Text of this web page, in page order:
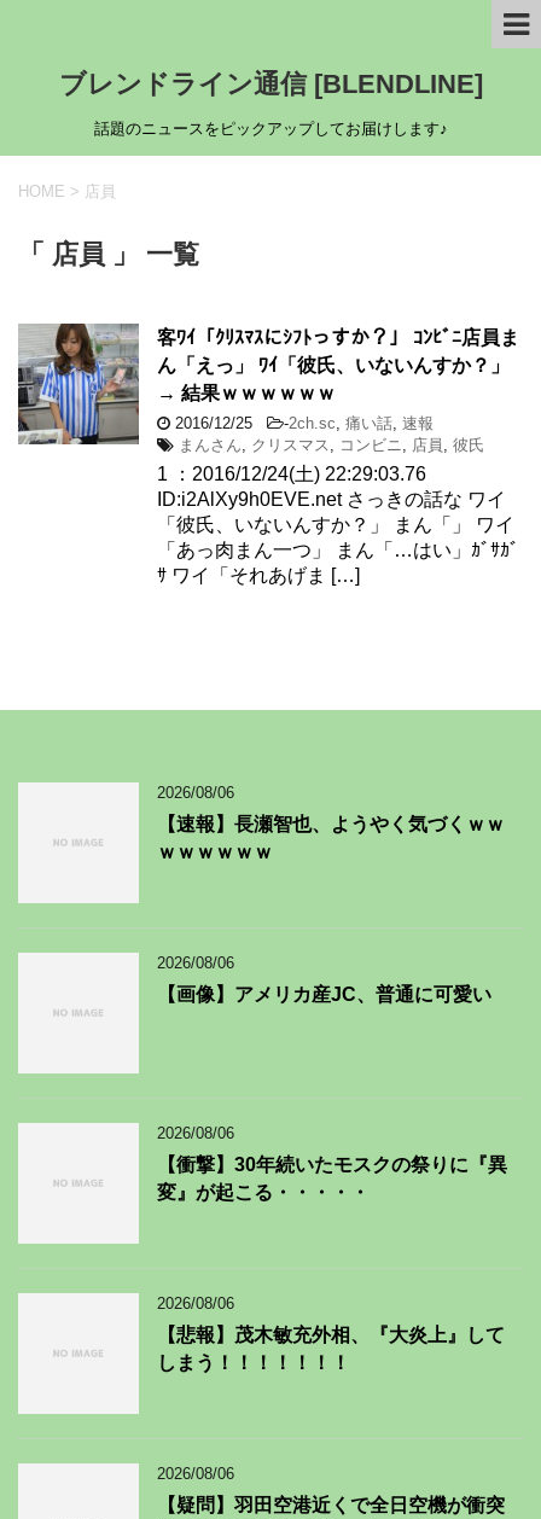
ブレンドライン通信 [BLENDLINE]
話題のニュースをピックアップしてお届けします♪
HOME > 店員
「 店員 」 一覧
客ﾜｲ「ｸﾘｽﾏｽにｼﾌﾄっすか？」 ｺﾝﾋﾞﾆ店員ま
ん「えっ」 ﾜｲ「彼氏、いないんすか？」
→ 結果ｗｗｗｗｗｗ
2016/12/25 -2ch.sc 痛い話 速報
まんさん
クリスマス コンビニ 店員 彼氏
1 ：2016/12/24(土) 22:29:03.76
ID:i2AlXy9h0EVE.net さっきの話な ワイ
「彼氏、いないんすか？」 まん「」 ワイ
「あっ肉まん一つ」 まん「…はい」ｶﾞｻｶﾞ
ｻ ワイ「それあげま […]
2026/08/06
【速報】長瀬智也、ようやく気づくｗｗ
ｗｗｗｗｗｗ
2026/08/06
【画像】アメリカ産JC、普通に可愛い
2026/08/06
【衝撃】30年続いたモスクの祭りに『異
変』が起こる・・・・・
2026/08/06
【悲報】茂木敏充外相、『大炎上』して
しまう！！！！！！！
2026/08/06
【疑問】羽田空港近くで全日空機が衝突